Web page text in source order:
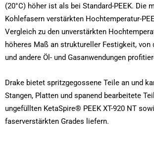
(20°C) höher ist als bei Standard-PEEK. Die
Kohlefasern verstärkten Hochtemperatur-
Vergleich zu den unverstärkten
höheres Maß an struktureller Festigkeit, von
und andere Öl- und Gasanwendungen
Drake bietet spritzgegossene Teile an und
Stangen, Platten und spanend bearbeitete
ungefüllten KetaSpire® PEEK XT-920 NT
faserverstärkten Grades liefern.